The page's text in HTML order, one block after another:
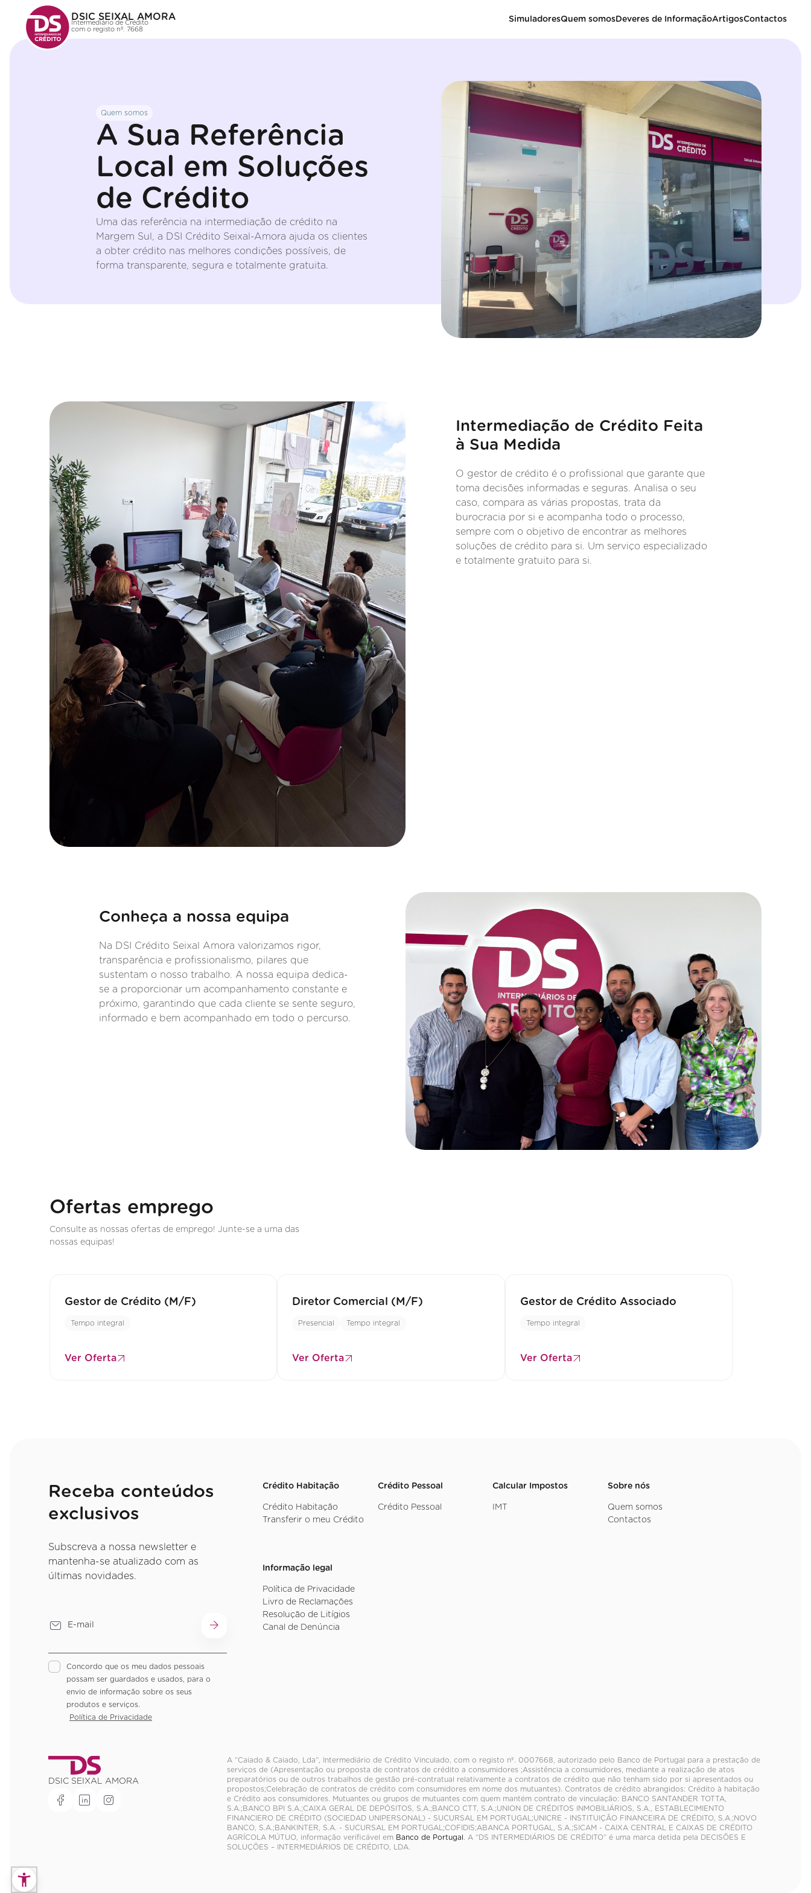
DSIC SEIXAL AMORA
Intermediário de Crédito
com o registo nº. 7668
SimuladoresQuem somosDeveres de InformaçãoArtigosContactos
Quem somos
A Sua Referência
Local em Soluções
de Crédito
Uma das referência na intermediação de crédito na
Margem Sul, a DSI Crédito Seixal-Amora ajuda os clientes
a obter crédito nas melhores condições possíveis, de
forma transparente, segura e totalmente gratuita.
Intermediação de Crédito Feita
à Sua Medida
O gestor de crédito é o profissional que garante que
toma decisões informadas e seguras. Analisa o seu
caso, compara as várias propostas, trata da
burocracia por si e acompanha todo o processo,
sempre com o objetivo de encontrar as melhores
soluções de crédito para si. Um serviço especializado
e totalmente gratuito para si.
Conheça a nossa equipa
Na DSI Crédito Seixal Amora valorizamos rigor,
transparência e profissionalismo, pilares que
sustentam o nosso trabalho. A nossa equipa dedica-
se a proporcionar um acompanhamento constante e
próximo, garantindo que cada cliente se sente seguro,
informado e bem acompanhado em todo o percurso.
Ofertas emprego
Consulte as nossas ofertas de emprego! Junte-se a uma das
nossas equipas!
Gestor de Crédito (M/F)
Tempo integral
Ver Oferta
Diretor Comercial (M/F)
Presencial Tempo integral
Ver Oferta
Gestor de Crédito Associado
Tempo integral
Ver Oferta
Receba conteúdos
exclusivos
Subscreva a nossa newsletter e
mantenha-se atualizado com as
últimas novidades.
Concordo que os meu dados pessoais
possam ser guardados e usados, para o
envio de informação sobre os seus
produtos e serviços.
Política de Privacidade
Crédito Habitação
Crédito Habitação
Transferir o meu Crédito
Crédito Pessoal
Crédito Pessoal
Calcular Impostos
IMT
Sobre nós
Quem somos
Contactos
Informação legal
Política de Privacidade
Livro de Reclamações
Resolução de Litígios
Canal de Denúncia
DSIC SEIXAL AMORA
A “Caiado & Caiado, Lda”, Intermediário de Crédito Vinculado, com o registo nº. 0007668, autorizado pelo Banco de Portugal para a prestação de
serviços de (Apresentação ou proposta de contratos de crédito a consumidores ;Assistência a consumidores, mediante a realização de atos
preparatórios ou de outros trabalhos de gestão pré-contratual relativamente a contratos de crédito que não tenham sido por si apresentados ou
propostos;Celebração de contratos de crédito com consumidores em nome dos mutuantes). Contratos de crédito abrangidos: Crédito à habitação
e Crédito aos consumidores. Mutuantes ou grupos de mutuantes com quem mantém contrato de vinculação: BANCO SANTANDER TOTTA,
S.A.;BANCO BPI S.A.;CAIXA GERAL DE DEPÓSITOS, S.A.;BANCO CTT, S.A.;UNION DE CRÉDITOS INMOBILIÁRIOS, S.A., ESTABLECIMIENTO
FINANCIERO DE CRÉDITO (SOCIEDAD UNIPERSONAL) - SUCURSAL EM PORTUGAL;UNICRE - INSTITUIÇÃO FINANCEIRA DE CRÉDITO, S.A.;NOVO
BANCO, S.A.;BANKINTER, S.A. - SUCURSAL EM PORTUGAL;COFIDIS;ABANCA PORTUGAL, S.A.;SICAM - CAIXA CENTRAL E CAIXAS DE CRÉDITO
AGRÍCOLA MÚTUO, informação verificável em Banco de Portugal. A “DS INTERMEDIÁRIOS DE CRÉDITO” é uma marca detida pela DECISÕES E
SOLUÇÕES – INTERMEDIÁRIOS DE CRÉDITO, LDA.